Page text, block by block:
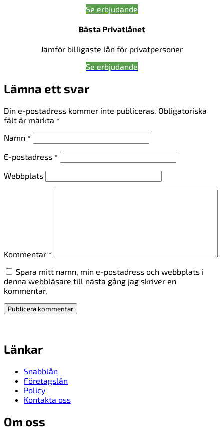
Se erbjudande
Bästa Privatlånet
Jämför billigaste lån för privatpersoner
Se erbjudande
Lämna ett svar
Din e-postadress kommer inte publiceras. Obligatoriska
fält är märkta *
Namn *
E-postadress *
Webbplats
Kommentar *
Spara mitt namn, min e-postadress och webbplats i
denna webbläsare till nästa gång jag skriver en
kommentar.
Länkar
Snabblån
Företagslån
Policy
Kontakta oss
Om oss